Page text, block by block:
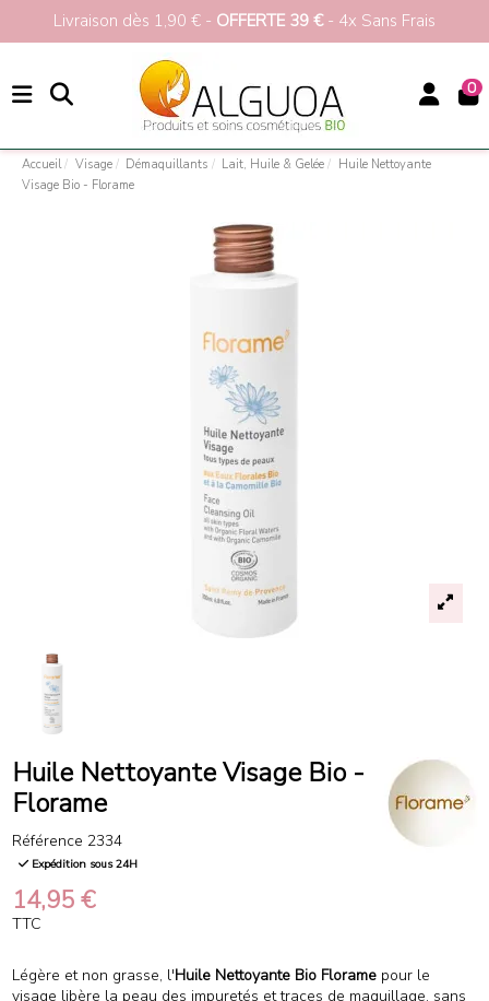
Livraison dès 1,90 € - OFFERTE 39 €- 4x Sans Frais
0
Accueil Visage Démaquillants Lait, Huile & Gelée
Huile Nettoyante
Visage Bio - Florame
Huile Nettoyante Visage Bio -
Florame
Référence 2334
Expédition sous 24H
14,95 €
TTC
Légère et non grasse, l'Huile Nettoyante Bio Floramepour le
visage libère la peau des impuretés et traces de maquillage, sans